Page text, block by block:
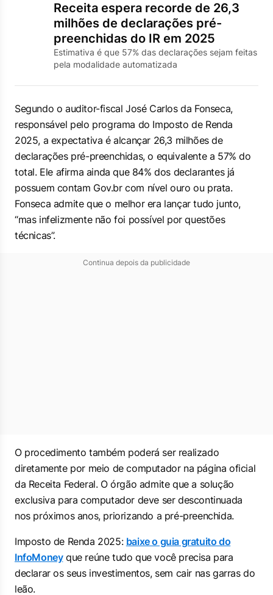
Receita espera recorde de 26,3
milhões de declarações pré-
preenchidas do IR em 2025
Estimativa é que 57% das declarações sejam feitas
pela modalidade automatizada
Segundo o auditor-fiscal José Carlos da Fonseca,
responsável pelo programa do Imposto de Renda
2025, a expectativa é alcançar 26,3 milhões de
declarações pré-preenchidas, o equivalente a 57% do
total. Ele afirma ainda que 84% dos declarantes já
possuem contam Gov.br com nível ouro ou prata.
Fonseca admite que o melhor era lançar tudo junto,
“mas infelizmente não foi possível por questões
técnicas”.
Continua depois da publicidade
O procedimento também poderá ser realizado
diretamente por meio de computador na página oficial
da Receita Federal. O órgão admite que a solução
exclusiva para computador deve ser descontinuada
nos próximos anos, priorizando a pré-preenchida.
Imposto de Renda 2025: baixe o guia gratuito do
InfoMoneyque reúne tudo que você precisa para
declarar os seus investimentos, sem cair nas garras do
leão.